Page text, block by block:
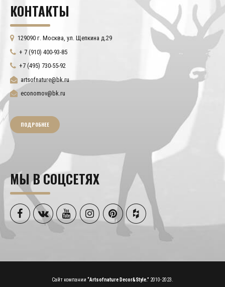
КОНТАКТЫ
129090 г. Москва, ул. Щепкина д.29
+ 7 (910) 400-93-85
+7 (495) 730-55-92
artsofnature@bk.ru
economov@bk.ru
ПОДРОБНЕЕ
МЫ В СОЦСЕТЯХ
Сайт компании “Artsofnature Decor&Style.” 2010-2023.